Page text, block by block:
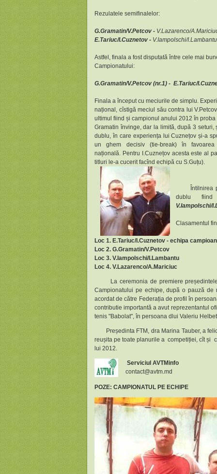
Rezulatele semifinalelor:
G.Gramatin/V.Petcov - V.Lazarenco/
E.Tariuc/I.Cuznetov - V.Iampolschi/
Astfel, finala a fost disputată între cele mai
Campionatului:
G.Gramatin/V.Petcov (nr.1) - E.Tariuc/
Finala a început cu meciurile de simplu.
național, cîstigă meciul său contra lui
ultimul fiind și campionul anului 2012 în
Gramatin învinge, dar la limită, după 3
dublu, în care experiența lui Cuznețov și-a
un ghem decisiv (tie-break) în
națională. Pentru I.Cuznețov acesta este al
titluri le-a cucerit facînd echipă cu S.Guțu).
Întilnirea
dublu
V.Iampolschi/
Clasamentul
Loc 1. E.Tariuc/I.Cuznetov - echipa
Loc 2. G.Gramatin/V.Petcov
Loc 3. V.Iampolschi/I.Lambantu
Loc 4. V.Lazarenco/A.Mariciuc
La ceremonia de premiere președintele
Campionatului pe echipe, după o pauză
acordat de către Federația de profil în
contributie importantă a avut reprezentantul
tenis "Babolat", în persoana dlui Valeriu
Președinta FTM, dra Marina Tauber, a
reușita pe toate planurile a competiției, cît și
lui 2012.
Serviciul AVTMinfo
contact@avtm.md
POZE: CAMPIONATUL PE ECHIPE